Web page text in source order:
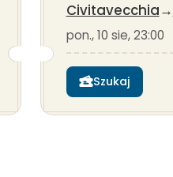
Civitavecchia→
pon., 10 sie, 23:00
Szukaj